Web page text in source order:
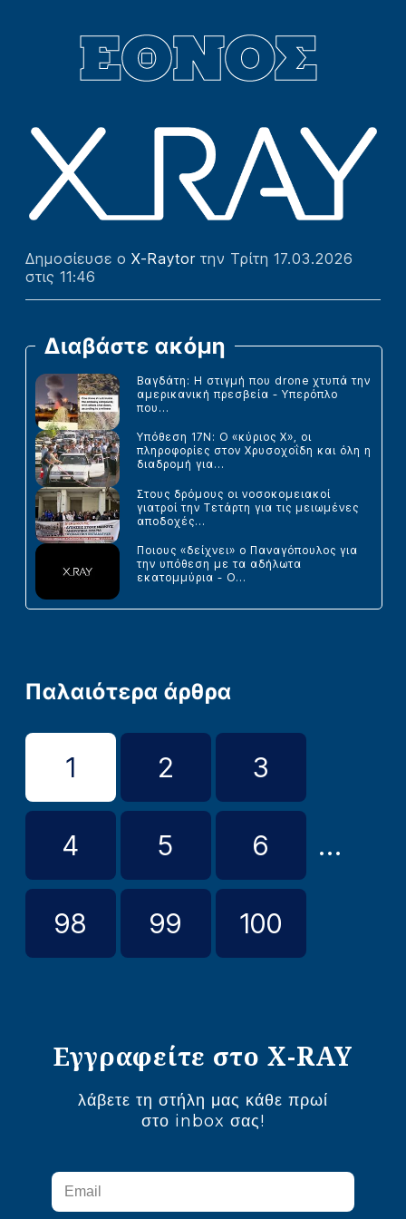
Δημοσίευσε ο X-Raytor την Τρίτη 17.03.2026
στις 11:46
Διαβάστε ακόμη
Βαγδάτη: Η στιγμή που drone χτυπά την
αμερικανική πρεσβεία - Υπερόπλο
που...
Υπόθεση 17Ν: Ο «κύριος Χ», οι
πληροφορίες στον Χρυσοχοΐδη και όλη η
διαδρομή για...
Στους δρόμους οι νοσοκομειακοί
γιατροί την Τετάρτη για τις μειωμένες
αποδοχές...
Ποιους «δείχνει» ο Παναγόπουλος για
την υπόθεση με τα αδήλωτα
εκατομμύρια - Ο...
Παλαιότερα άρθρα
1 2 3
4 5 6 ...
98 99 100
Εγγραφείτε στο X-RAY
λάβετε τη στήλη μας κάθε πρωί
στο inbox σας!